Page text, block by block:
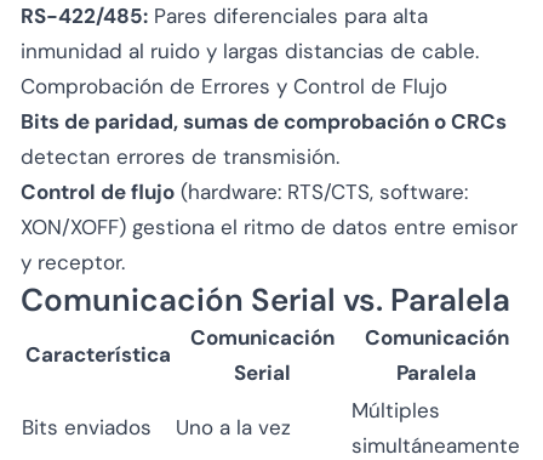
RS-422/485: Pares diferenciales para alta
inmunidad al ruido y largas distancias de cable.
Comprobación de Errores y Control de Flujo
Bits de paridad, sumas de comprobación o CRCs
detectan errores de transmisión.
Control de flujo (hardware: RTS/CTS, software:
XON/XOFF) gestiona el ritmo de datos entre emisor
y receptor.
Comunicación Serial vs. Paralela
Característica
Comunicación
Serial
Comunicación
Paralela
Bits enviados Uno a la vez
Múltiples
simultáneamente